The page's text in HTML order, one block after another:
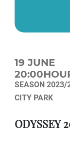
19 JUNE
SEASON 2023/
CITY PARK
ODYSSEY